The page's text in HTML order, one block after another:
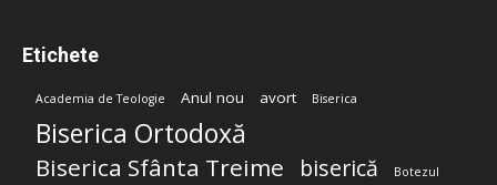
Etichete
Academia de Teologie Anul nou avort Biserica
Biserica Ortodoxă
Biserica Sfânta Treime biserică Botezul